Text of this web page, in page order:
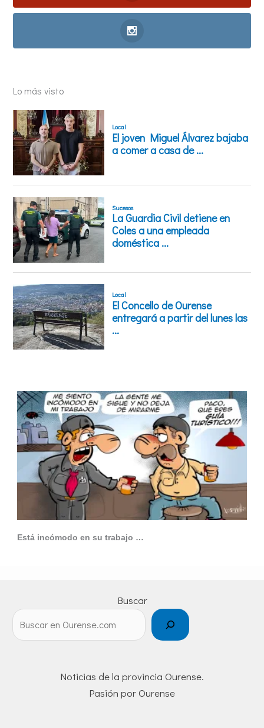
Lo más visto
Está incómodo en su trabajo …
Buscar
Noticias de la provincia Ourense.
Pasión por Ourense